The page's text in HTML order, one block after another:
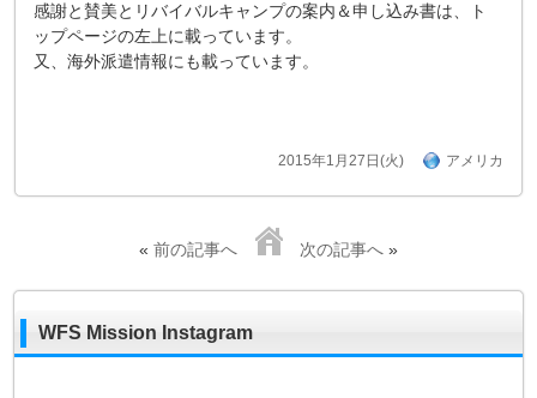
感謝と賛美とリバイバルキャンプの案内＆申し込み書は、ト
ップページの左上に載っています。
又、海外派遣情報にも載っています。
2015年1月27日(火) アメリカ
« 前の記事へ 次の記事へ»
WFS Mission Instagram